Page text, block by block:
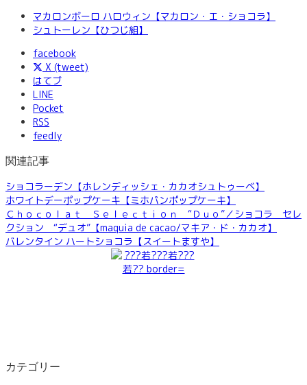
マカロンボーロ ハロウィン【マカロン・エ・ショコラ】
シュトーレン【ひつじ組】
facebook
X (tweet)
はてブ
LINE
Pocket
RSS
feedly
関連記事
ショコラーデン【ホレンディッシェ・カカオシュトゥーベ】
ホワイトデーポップケーキ【ミホパンポップケーキ】
Ｃｈｏｃｏｌａｔ Ｓｅｌｅｃｔｉｏｎ “Ｄｕｏ”／ショコラ セレ
クション “デュオ”【maquia de cacao/マキア・ド・カカオ】
バレンタイン ハートショコラ【スイートますや】
カテゴリー